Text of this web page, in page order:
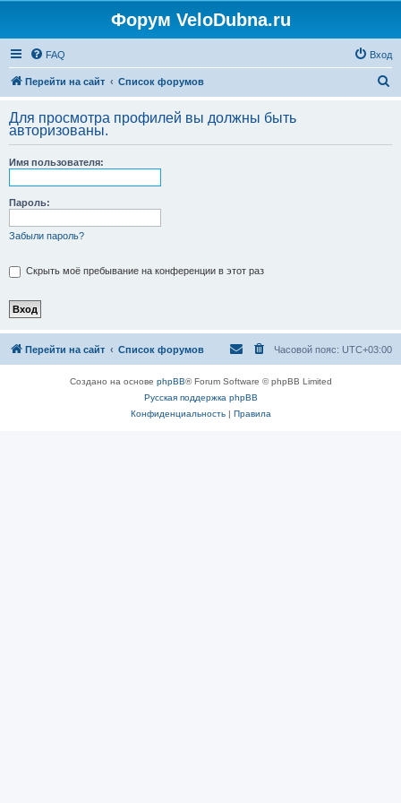
Форум VeloDubna.ru
FAQ Вход
Перейти на сайт Список форумов
с
Для просмотра профилей вы должны быть
авторизованы.
Имя пользователя:
Пароль:
Забыли пароль?
Скрыть моё пребывание на конференции в этот раз
Перейти на сайт Список форумов Часовой пояс: UTC+03:00
Создано на основе phpBB® Forum Software © phpBB Limited
Русская поддержка phpBB
Конфиденциальность| Правила